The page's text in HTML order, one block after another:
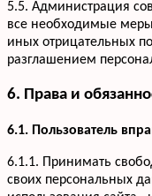
5.5. Администрация
все необходимые
иных отрицательных
разглашением
6. Права и
6.1. Пользователь
6.1.1. Принимать
своих персональных